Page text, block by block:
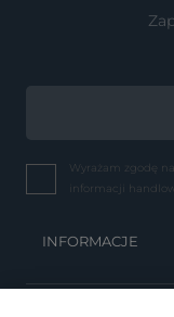
Wyrażam zgodę na
informacji
INFORMACJE